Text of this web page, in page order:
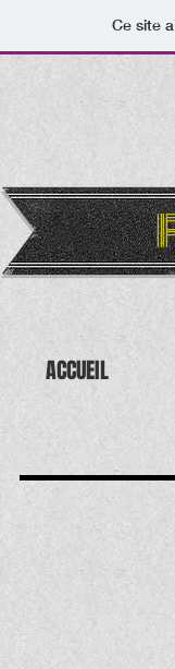
Ce site
ACCUEIL